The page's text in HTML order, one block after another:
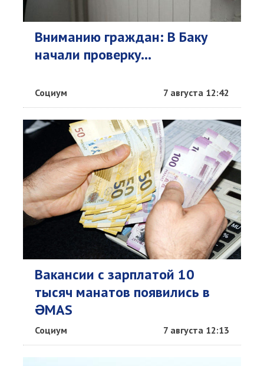
Вниманию граждан: В Баку
начали проверку...
Социум 7 августа 12:42
Вакансии с зарплатой 10
тысяч манатов появились в
ƏMAS
Социум 7 августа 12:13